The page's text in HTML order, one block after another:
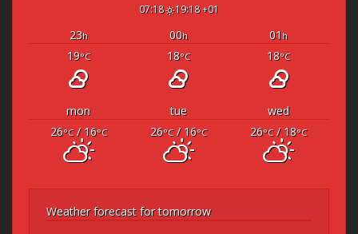
07:18 19:18 +01
23h 00h 01 h
19°C 18°C 18°C
mon tue
wed
26°C/ 16°C 26°C/ 16°C 26°C/ 18°C
Weather forecast for tomorrow